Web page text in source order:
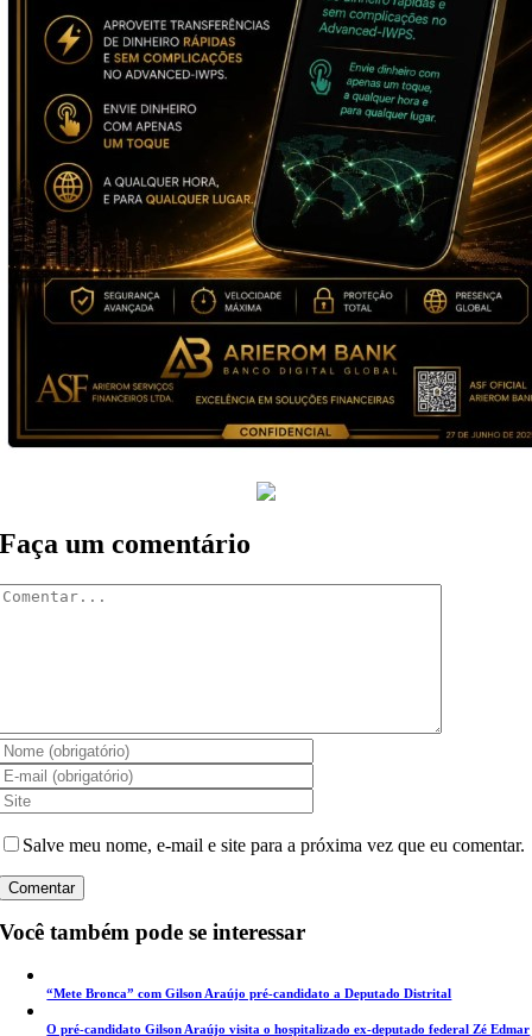
Faça um comentário
Salve meu nome, e-mail e site para a próxima vez que eu comentar.
Você também pode se interessar
“Mete Bronca” com Gilson Araújo pré-candidato a Deputado Distrital
O pré-candidato Gilson Araújo visita o hospitalizado ex-deputado federal Zé Edmar